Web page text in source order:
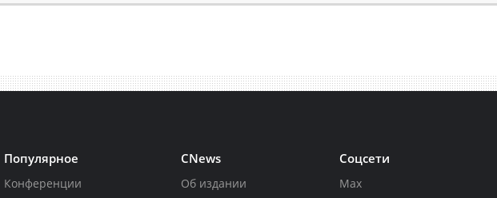
Популярное
Конференции
CNews
Об издании
Соцсети
Max